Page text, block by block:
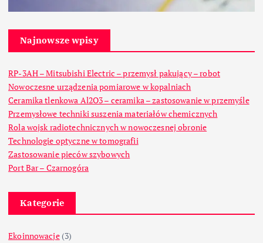
Najnowsze wpisy
RP-3AH – Mitsubishi Electric – przemysł pakujący – robot
Nowoczesne urządzenia pomiarowe w kopalniach
Ceramika tlenkowa Al2O3 – ceramika – zastosowanie w przemyśle
Przemysłowe techniki suszenia materiałów chemicznych
Rola wojsk radiotechnicznych w nowoczesnej obronie
Technologie optyczne w tomografii
Zastosowanie pieców szybowych
Port Bar – Czarnogóra
Kategorie
Ekoinnowacje(3)